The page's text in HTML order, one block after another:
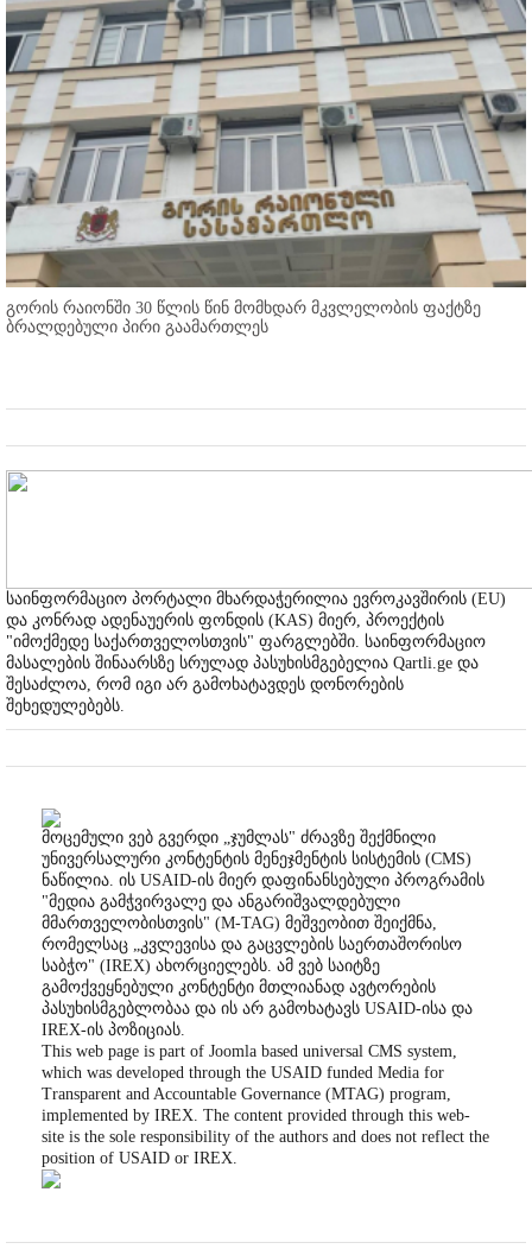
გორის რაიონში 30 წლის წინ მომხდარ მკვლელობის ფაქტზე
ბრალდებული პირი გაამართლეს
საინფორმაციო პორტალი მხარდაჭერილია ევროკავშირის (EU)
და კონრად ადენაუერის ფონდის (KAS) მიერ, პროექტის
"იმოქმედე საქართველოსთვის" ფარგლებში. საინფორმაციო
მასალების შინაარსზე სრულად პასუხისმგებელია Qartli.ge და
შესაძლოა, რომ იგი არ გამოხატავდეს დონორების
შეხედულებებს.
მოცემული ვებ გვერდი „ჯუმლას" ძრავზე შექმნილი
უნივერსალური კონტენტის მენეჯმენტის სისტემის (CMS)
ნაწილია. ის USAID-ის მიერ დაფინანსებული პროგრამის
"მედია გამჭვირვალე და ანგარიშვალდებული
მმართველობისთვის" (M-TAG) მეშვეობით შეიქმნა,
რომელსაც „კვლევისა და გაცვლების საერთაშორისო
საბჭო" (IREX) ახორციელებს. ამ ვებ საიტზე
გამოქვეყნებული კონტენტი მთლიანად ავტორების
პასუხისმგებლობაა და ის არ გამოხატავს USAID-ისა და
IREX-ის პოზიციას.
This web page is part of Joomla based universal CMS system,
which was developed through the USAID funded Media for
Transparent and Accountable Governance (MTAG) program,
implemented by IREX. The content provided through this web-
site is the sole responsibility of the authors and does not reflect the
position of USAID or IREX.